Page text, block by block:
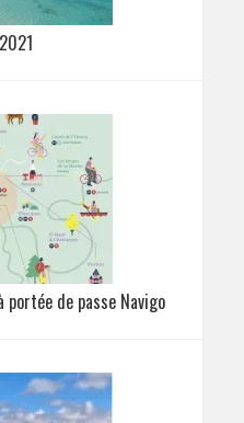
de passe Navigo